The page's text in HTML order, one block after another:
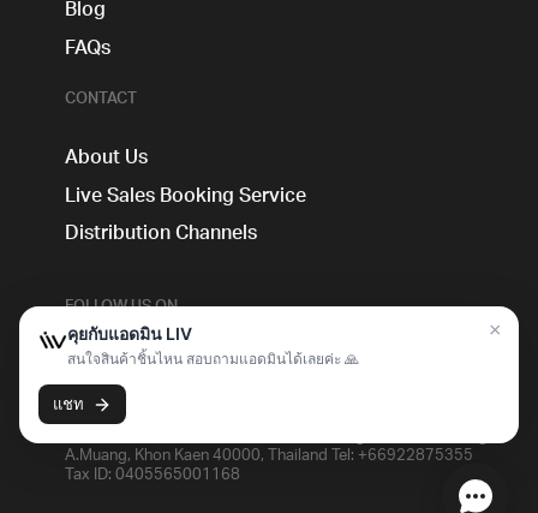
Blog
FAQs
CONTACT
About Us
Live Sales Booking Service
Distribution Channels
FOLLOW US ON
A.Muang, Khon Kaen 40000, Thailand Tel: +66922875355
Tax ID: 0405565001168